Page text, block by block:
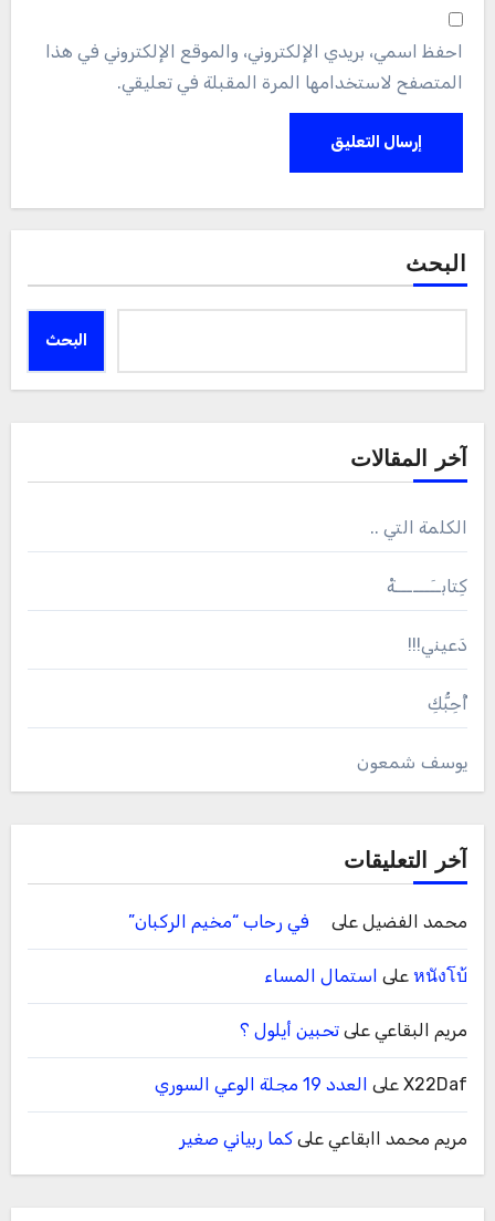
احفظ اسمي، بريدي الإلكتروني، والموقع الإلكتروني في هذا
المتصفح لاستخدامها المرة المقبلة في تعليقي.
البحث
البحث
آخر المقالات
الكلمة التي ..
كِتابــَــــــةْ
دَعيني!!!
أُحِبُّكِ
يوسف شمعون
آخر التعليقات
محمد الفضيلعلى في رحاب “مخيم الركبان”
หนังโบ้على استمال المساء
مريم البقاعيعلى تحبين أيلول ؟
X22Dafعلى العدد 19 مجلة الوعي السوري
مريم محمد اابقاعيعلى كما ربياني صغير